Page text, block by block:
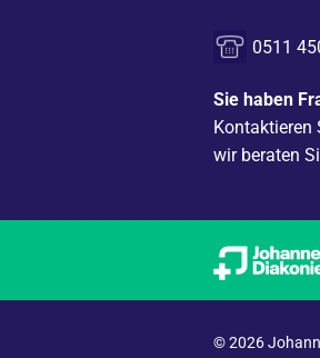
0511
Sie haben
Kontaktieren
wir beraten
© 2026